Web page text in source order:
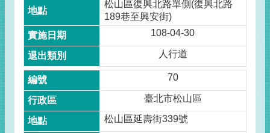
松山區復興北路單側(復興北路
189巷至興安街)
108-04-30
人行道
70
臺北市松山區
松山區延壽街339號